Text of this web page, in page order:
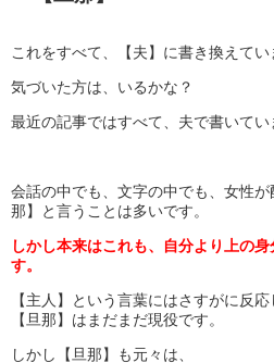
これをすべて、【夫】に書き換えてい
気づいた方は、いるかな？
最近の記事ではすべて、夫で書いてい
会話の中でも、文字の中でも、女性が
那】と言うことは多いです。
しかし本来はこれも、自分より上の
す。
【主人】という言葉にはさすがに反
【旦那】はまだまだ現役です。
しかし【旦那】も元々は、